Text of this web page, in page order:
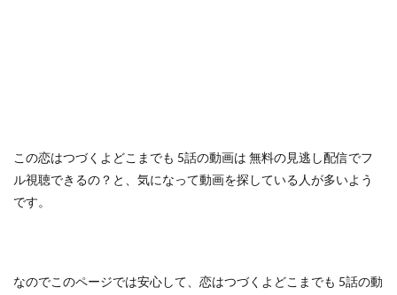
この恋はつづくよどこまでも 5話の動画は 無料の見逃し配信でフ
ル視聴できるの？ と、気になって動画を探している人が多いよう
です。
なのでこのページでは安心して、 恋はつづくよどこまでも 5話の動